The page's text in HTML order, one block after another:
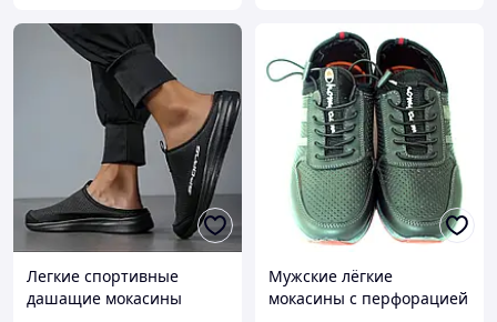
Легкие спортивные
дашащие мокасины
Мужские лёгкие
мокасины с перфорацией